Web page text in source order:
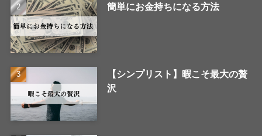
簡単にお金持ちになる方法
【シンプリスト】暇こそ最大の贅
沢